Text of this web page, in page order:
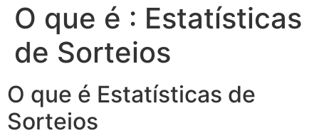
O que é : Estatísticas
de Sorteios
O que é Estatísticas de
Sorteios